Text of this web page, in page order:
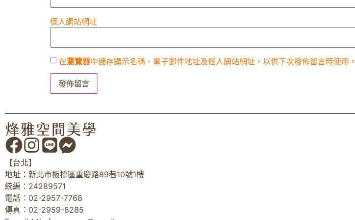
個人網站網址
在瀏覽器中儲存顯示名稱、電子郵件地址及個人網站網址，以供下次發佈留言時使用。
【台北】
地址：新北市板橋區重慶路89巷10號1樓
統編：24289571
電話：02-2957-7768
傳真：02-2959-8285